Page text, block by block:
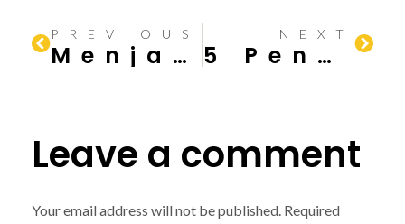
PREVIOUS
Menjaga Keamanan dengan Standar Dasar Tangga Darurat Gedung yang Sesuai Standar Internasional
NEXT
5 Penyebab Plafon Rusak dan Jebol
Leave a comment
Your email address will not be published. Required